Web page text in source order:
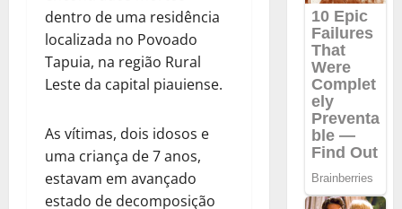
dentro de uma residência
localizada no Povoado
Tapuia, na região Rural
Leste da capital piauiense.
As vítimas, dois idosos e
uma criança de 7 anos,
estavam em avançado
estado de decomposição